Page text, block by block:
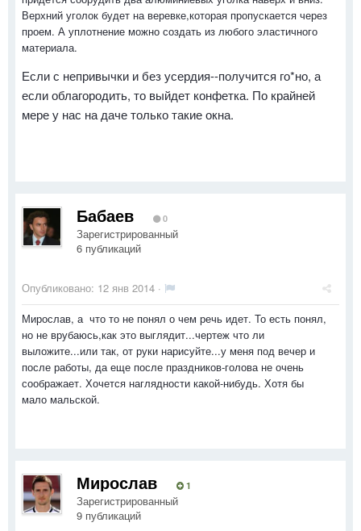
Верхний уголок будет на веревке,которая пропускается через
проем. А уплотнение можно создать из любого эластичного
материала.
Если с непривычки и без усердия--получится го*но, а
если облагородить, то выйдет конфетка. По крайней
мере у нас на даче только такие окна.
Бабаев 0
Зарегистрированный
6 публикаций
Опубликовано: 12 янв 2014 ·
Мирослав, а что то не понял о чем речь идет. То есть понял,
но не врубаюсь,как это выглядит...чертеж что ли
выложите...или так, от руки нарисуйте...у меня под вечер и
после работы, да еще после праздников-голова не очень
соображает. Хочется наглядности какой-нибудь. Хотя бы
мало мальской.
Мирослав 1
Зарегистрированный
9 публикаций